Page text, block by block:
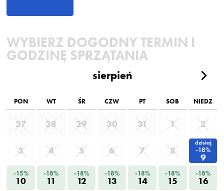
WYBIERZ DOGODNY TERMIN I
GODZINĘ SPRZĄTANIA
sierpień
PON WT ŚR CZW PT SOB NIEDZ
27 28 29 30 31 1 2
3 4 5 6 7 8
dzisiaj
-18%
9
-15%
10
-18%
11
-18%
12
-18%
13
-18%
14
-18%
15
-18%
16